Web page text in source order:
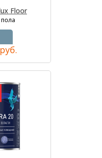
Floor